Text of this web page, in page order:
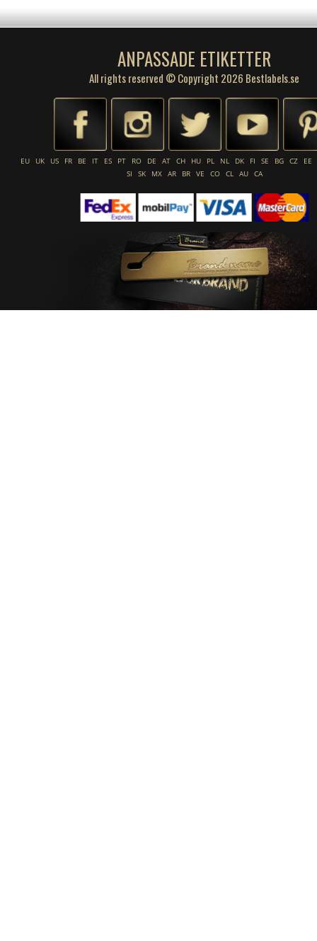
ANPASSADE ETIKETTER
All rights reserved © Copyright 2026 Bestlabels.se
EU UK US FR BE IT ES PT RO DE AT CH HU PL NL DK FI SE BG CZ
EE
SI
SK MX AR BR VE CO CL AU CA